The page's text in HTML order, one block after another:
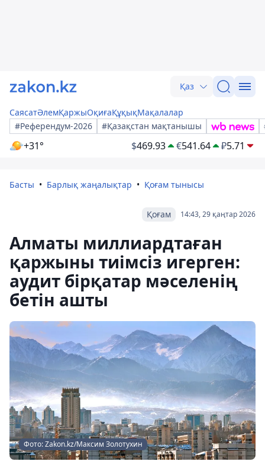
Қаз
СаясатӘлемҚаржыОқиғаҚұқықМақалалар
#Референдум-2026
#Қазақстан мақтанышы
+31° $469.93 €541.64 ₽5.71
Басты Барлық жаңалықтар Қоғам тынысы
14:43, 29 қаңтар 2026
Қоғам
Алматы миллиардтаған
қаржыны тиімсіз игерген:
аудит бірқатар мәселенің
бетін ашты
Фото: Zakon.kz/Максим Золотухин